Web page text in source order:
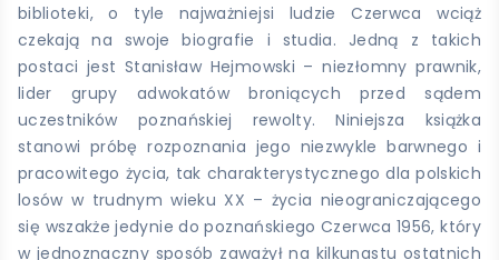
biblioteki, o tyle najważniejsi ludzie Czerwca wciąż
czekają na swoje biografie i studia. Jedną z takich
postaci jest Stanisław Hejmowski – niezłomny prawnik,
lider grupy adwokatów broniących przed sądem
uczestników poznańskiej rewolty. Niniejsza książka
stanowi próbę rozpoznania jego niezwykle barwnego i
pracowitego życia, tak charakterystycznego dla polskich
losów w trudnym wieku XX – życia nieograniczającego
się wszakże jedynie do poznańskiego Czerwca 1956, który
w jednoznaczny sposób zaważył na kilkunastu ostatnich